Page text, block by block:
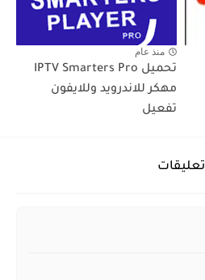
منذ عام
تحميل IPTV Smarters Pro
مهكر للاندرويد وللايفون
تفعيل
تعليقات